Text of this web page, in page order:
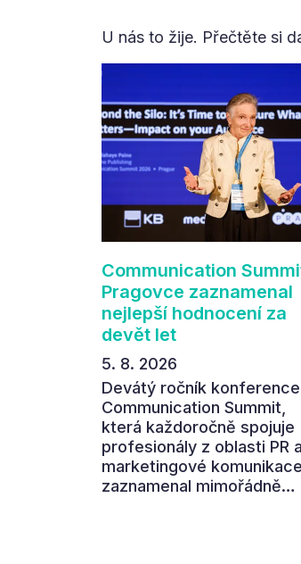
U nás to žije. Přečtěte si
Communication
Pragovce zaznamenal
nejlepší hodnocení za
devět let
5. 8. 2026
Devátý ročník konference
Communication Summit,
která každoročně spojuje
profesionály z oblasti PR a
marketingové komunikace,
zaznamenal mimořádně